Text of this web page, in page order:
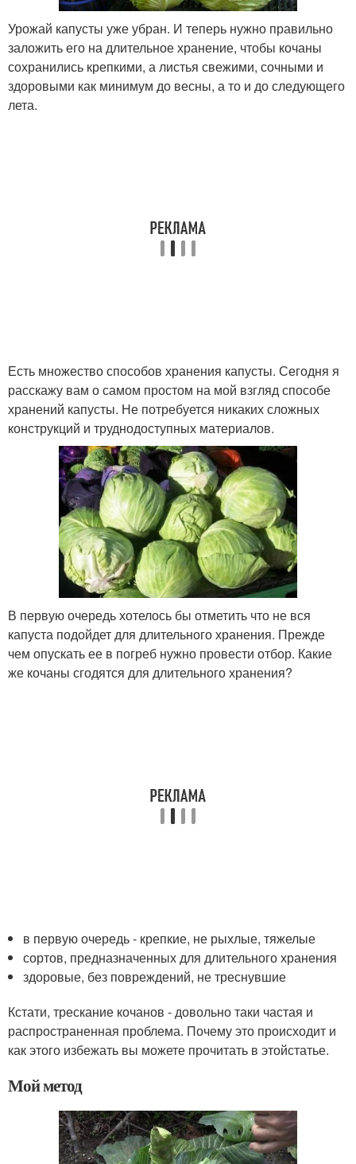
Урожай капусты уже убран. И теперь нужно правильно
заложить его на длительное хранение, чтобы кочаны
сохранились крепкими, а листья свежими, сочными и
здоровыми как минимум до весны, а то и до следующего
лета.
Есть множество способов хранения капусты. Сегодня я
расскажу вам о самом простом на мой взгляд способе
хранений капусты. Не потребуется никаких сложных
конструкций и труднодоступных материалов.
В первую очередь хотелось бы отметить что не вся
капуста подойдет для длительного хранения. Прежде
чем опускать ее в погреб нужно провести отбор. Какие
же кочаны сгодятся для длительного хранения?
в первую очередь - крепкие, не рыхлые, тяжелые
сортов, предназначенных для длительного хранения
здоровые, без повреждений, не треснувшие
Кстати, трескание кочанов - довольно таки частая и
распространенная проблема. Почему это происходит и
как этого избежать вы можете прочитать в этойстатье.
Мой метод